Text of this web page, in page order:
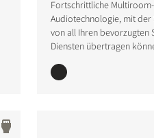
Fortschrittliche Multiroom-
Audiotechnologie, mit der
von all Ihren bevorzugten
Diensten übertragen